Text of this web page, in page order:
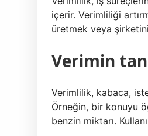
içerir. Verimliliği
üretmek veya
Verimin
Verimlilik, kabaca,
Örneğin, bir konuyu
benzin miktarı.